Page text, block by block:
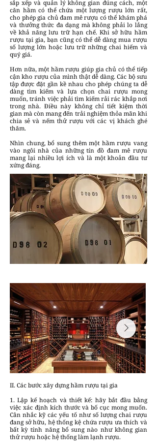
sắp xếp và quản lý không gian đúng cách, một
căn hầm có thể chứa một lượng rượu lớn rất,
cho phép gia chủ đam mê rượu có thể khám phá
và thưởng thức đa dạng mà không phải lo lắng
về khả năng lưu trữ hạn chế. Khi sở hữu hầm
rượu tại gia, bạn cũng có thể dễ dàng mua rượu
số lượng lớn hoặc lưu trữ những chai hiếm và
quý giá.
Hơn nữa, một hầm rượu giúp gia chủ có thể tiếp
cận kho rượu của mình thật dễ dàng. Các bộ sưu
tập được đặt gần kề nhau cho phép chúng ta dễ
dàng tìm kiếm và lựa chọn chai rượu mong
muốn, tránh việc phải tìm kiếm rải rác khắp nơi
trong nhà. Điều này không chỉ tiết kiệm thời
gian mà còn mang đến trải nghiệm thỏa mãn khi
chia sẻ và nếm thử rượu với các vị khách ghé
thăm.
Nhìn chung, bổ sung thêm một hầm rượu vang
vào ngôi nhà của những tín đồ đam mê rượu
mang lại nhiều lợi ích và là một khoản đầu tư
xứng đáng.
II. Các bước xây dựng hầm rượu tại gia
1. Lập kế hoạch và thiết kế: hãy bắt đầu bằng
việc xác định kích thước và bố cục mong muốn.
Cân nhắc kỹ các yếu tố như số lượng chai rượu
đang sở hữu, hệ thống kệ chứa rượu ưa thích và
bất kỳ tính năng bổ sung nào như không gian
thử rượu hoặc hệ thống làm lạnh rượu.